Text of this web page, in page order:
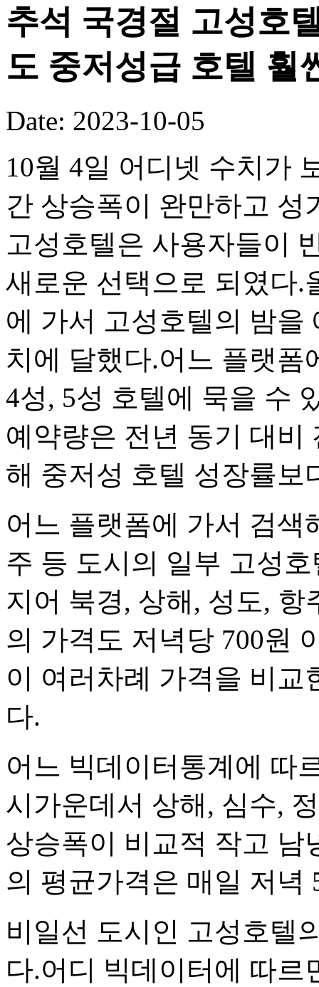
추석 국경절 고성호
도 중저성급 호텔 훨
Date: 2023-10-05
10월 4일 어디넷 수치가
간 상승폭이 완만하고 성
고성호텔은 사용자들이
새로운 선택으로 되였다.
에 가서 고성호텔의 밤을
치에 달했다.어느 플랫폼
4성, 5성 호텔에 묵을 수
예약량은 전년 동기 대비
해 중저성 호텔 성장률보
어느 플랫폼에 가서 검색
주 등 도시의 일부 고성
지어 북경, 상해, 성도,
의 가격도 저녁당 700원
이 여러차례 가격을 비교
다.
어느 빅데이터통계에 따
시가운데서 상해, 심수,
상승폭이 비교적 작고 남
의 평균가격은 매일 저녁
비일선 도시인 고성호텔
다.어디 빅데이터에 따르